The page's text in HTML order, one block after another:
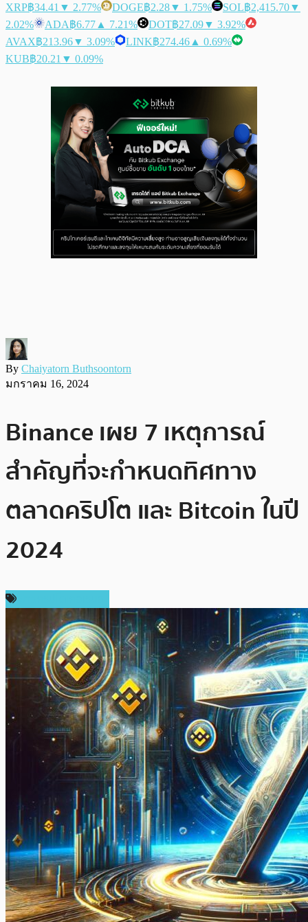
XRP฿34.41 ▼ 2.77% DOGE฿2.28▼ 1.75% SOL฿2,415.70▼
2.02%
ADA฿6.77 ▲ 7.21% DOT฿27.09▼ 3.92%
AVAX฿213.96▼ 3.09% LINK฿274.46 ▲ 0.69%
KUB฿20.21 ▼ 0.09%
By Chaiyatorn Buthsoontorn
มกราคม 16, 2024
Binance เผย 7 เหตุการณ์
สำคัญที่จะกำหนดทิศทาง
ตลาดคริปโต และ Bitcoin ในปี
2024